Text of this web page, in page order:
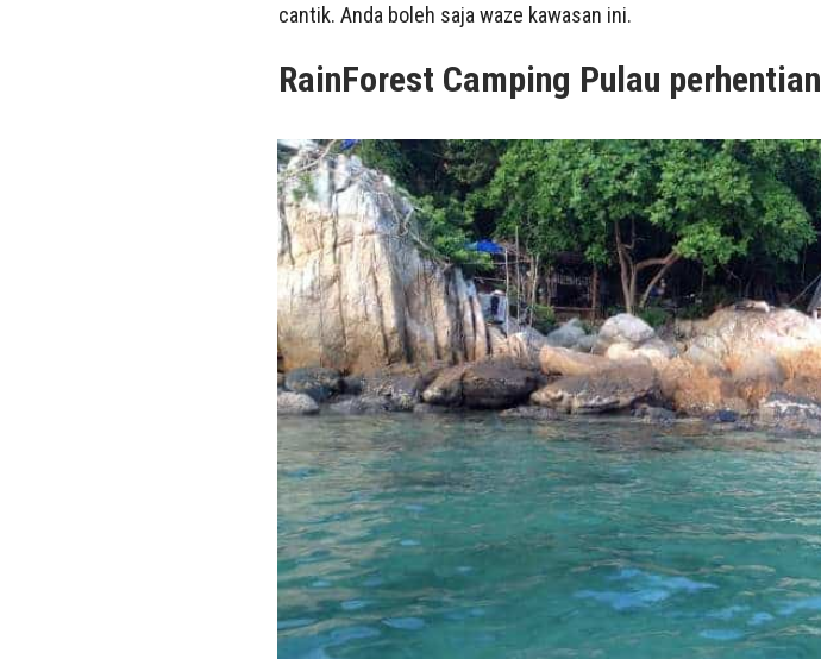
cantik. Anda boleh saja waze kawasan ini.
RainForest Camping Pulau perhentian